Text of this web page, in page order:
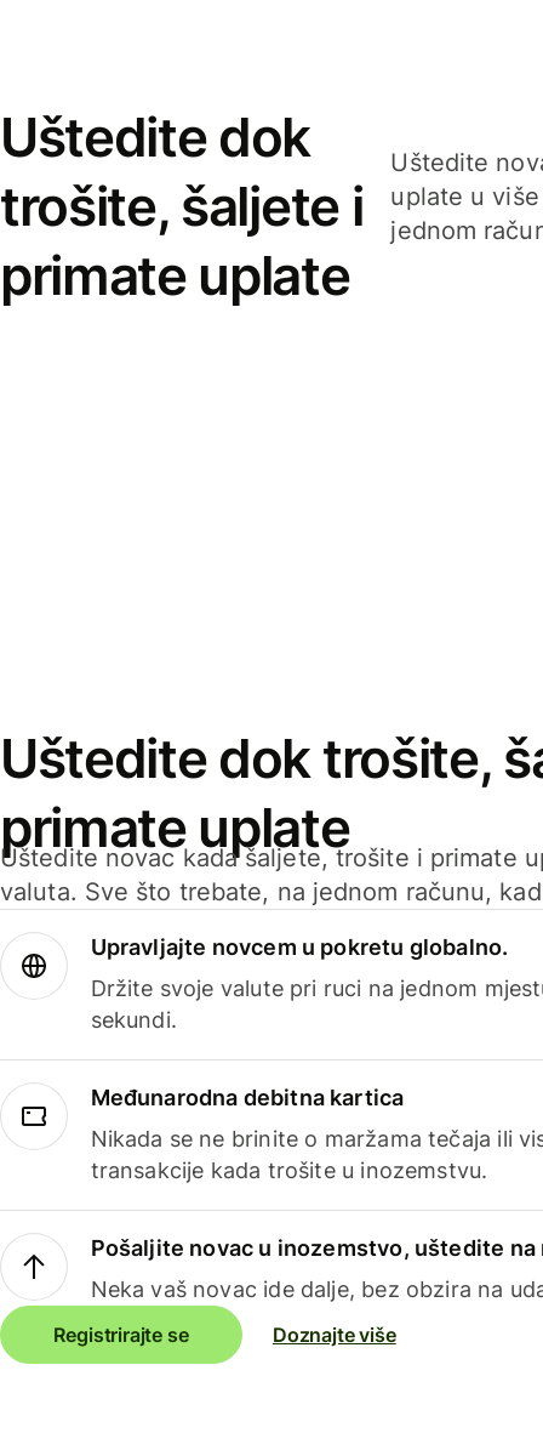
Uštedite dok
trošite, šaljete i
primate uplate
Uštedite
uplate u
jednom
Uštedite dok trošite,
primate uplate
Uštedite novac kada šaljete, trošite i primate
valuta. Sve što trebate, na jednom računu,
Upravljajte novcem u pokretu globalno.
Držite svoje valute pri ruci na jednom
sekundi.
Međunarodna debitna kartica
Nikada se ne brinite o maržama tečaja ili
transakcije kada trošite u inozemstvu.
Pošaljite novac u inozemstvo, uštedite na
Neka vaš novac ide dalje, bez obzira na
Registrirajte se Doznajte više